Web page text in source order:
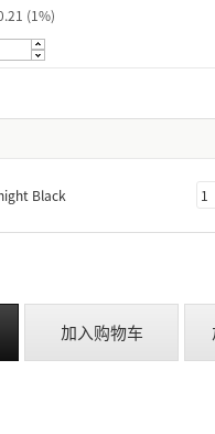
(1%)
Black
加入购物车